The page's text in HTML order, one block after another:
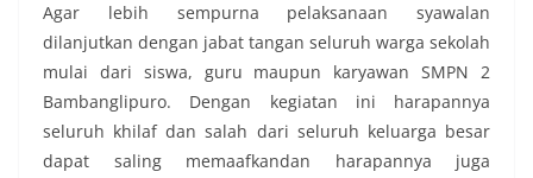
Agar lebih sempurna pelaksanaan syawalan
dilanjutkan dengan jabat tangan seluruh warga sekolah
mulai dari siswa, guru maupun karyawan SMPN 2
Bambanglipuro. Dengan kegiatan ini harapannya
seluruh khilaf dan salah dari seluruh keluarga besar
dapat saling memaafkandan harapannya juga